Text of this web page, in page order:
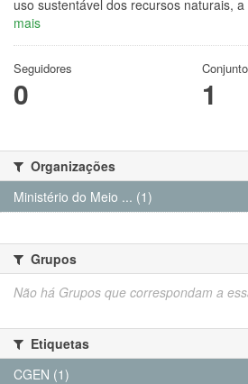
uso sustentável dos recursos naturais,
mais
Seguidores
0 1
Organizações
Ministério do Meio ... (1)
Grupos
Não há Grupos que correspondam a
Etiquetas
CGEN (1)